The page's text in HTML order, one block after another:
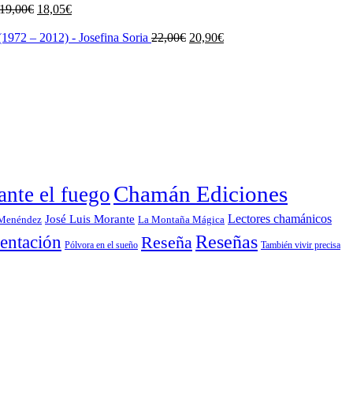
19,00€ El
original
18,05€El
actual
– 2012) - Josefina Soria 22,00€ El
20,90€El
el fuego Chamán Ediciones
José Luis Morante La Montaña Mágica Lectores chamánicos
Pólvora en el sueño Reseña Reseñas También vivir precisa